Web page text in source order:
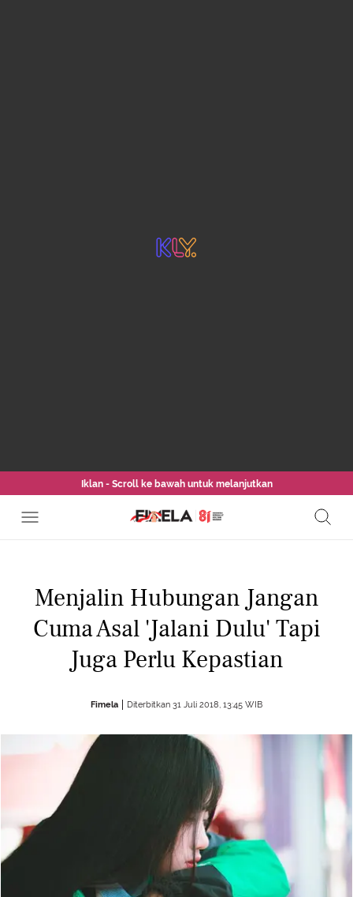
Iklan - Scroll ke bawah untuk melanjutkan
Menjalin Hubungan Jangan
Cuma Asal 'Jalani Dulu' Tapi
Juga Perlu Kepastian
Fimela Diterbitkan 31 Juli 2018, 13:45 WIB